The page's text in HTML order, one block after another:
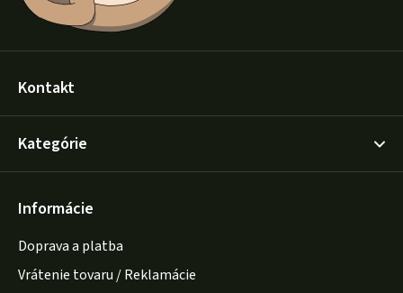
Kontakt
Kategórie
Informácie
Doprava a platba
Vrátenie tovaru / Reklamácie